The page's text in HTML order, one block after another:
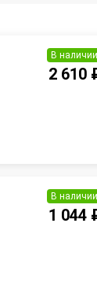
В наличии
2 610
В наличии
1 044